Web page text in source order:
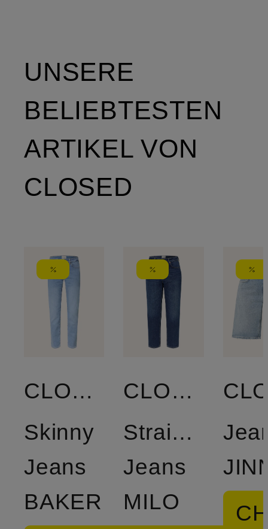
UNSERE
BELIEBTESTEN
ARTIKEL VON
CLOSED
CLOSED
Skinny
Jeans
BAKER
CLOSED
Straight
Jeans
MILO